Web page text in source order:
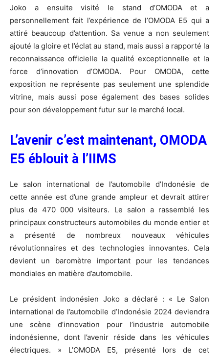
Joko a ensuite visité le stand d’OMODA et a
personnellement fait l’expérience de l’OMODA E5 qui a
attiré beaucoup d’attention. Sa venue a non seulement
ajouté la gloire et l’éclat au stand, mais aussi a rapporté la
reconnaissance officielle la qualité exceptionnelle et la
force d’innovation d’OMODA. Pour OMODA, cette
exposition ne représente pas seulement une splendide
vitrine, mais aussi pose également des bases solides
pour son développement futur sur le marché local.
L’avenir c’est maintenant, OMODA
E5 éblouit à l’IIMS
Le salon international de l’automobile d’Indonésie de
cette année est d’une grande ampleur et devrait attirer
plus de 470 000 visiteurs. Le salon a rassemblé les
principaux constructeurs automobiles du monde entier et
a présenté de nombreux nouveaux véhicules
révolutionnaires et des technologies innovantes. Cela
devient un baromètre important pour les tendances
mondiales en matière d’automobile.
Le président indonésien Joko a déclaré : « Le Salon
international de l’automobile d’Indonésie 2024 deviendra
une scène d’innovation pour l’industrie automobile
indonésienne, dont l’avenir réside dans les véhicules
électriques. » L’OMODA E5, présenté lors de cet